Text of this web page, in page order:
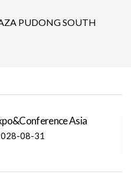
PUDONG SOUTH
Asia
08-31